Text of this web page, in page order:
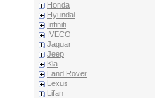
Honda
Hyundai
Infiniti
IVECO
Jaguar
Jeep
Kia
Land Rover
Lexus
Lifan